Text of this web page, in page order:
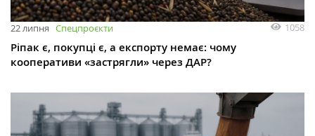
22 липня Спецпроєкти 1058
Ріпак є, покупці є, а експорту немає: чому
кооперативи «застрягли» через ДАР?